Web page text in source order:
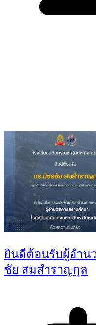
ยินดีต้อนรับผู้อำน
ชัย สมสำราญกุล